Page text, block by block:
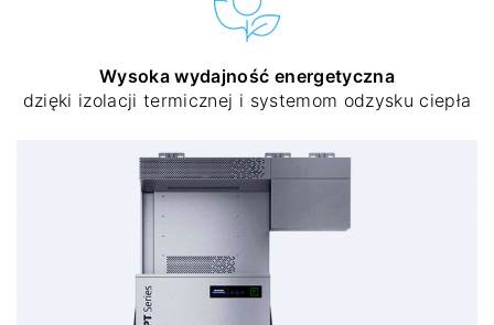
Wysoka wydajność energetyczna
dzięki izolacji termicznej i systemom odzysku ciepła